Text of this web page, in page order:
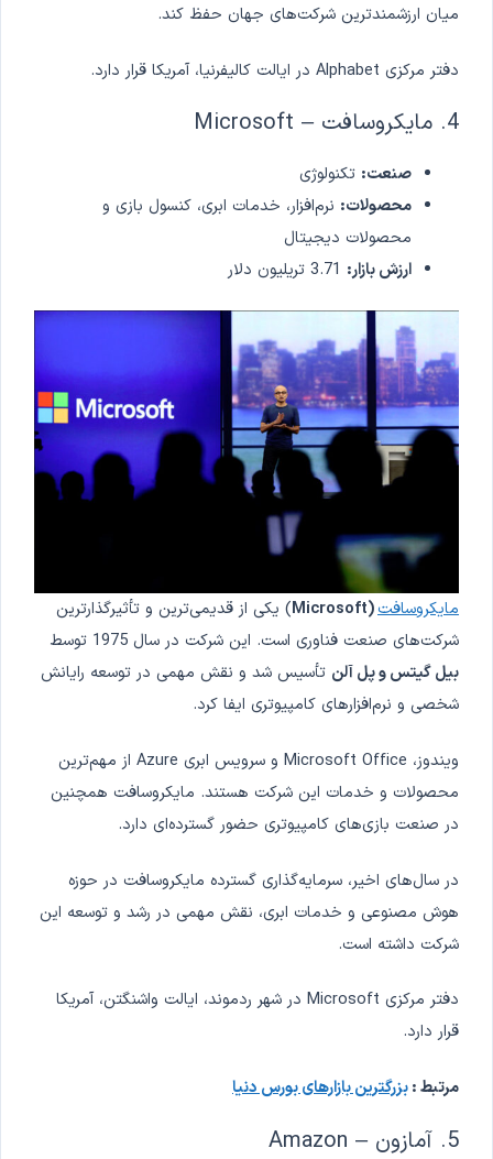
میان ارزشمندترین شرکت‌های جهان حفظ کند.
دفتر مرکزی Alphabet در ایالت کالیفرنیا، آمریکا قرار دارد.
4. مایکروسافت – Microsoft
صنعت: تکنولوژی
محصولات: نرم‌افزار، خدمات ابری، کنسول بازی و
محصولات دیجیتال
ارزش بازار:
مایکروسافت(Microsoft
) یکی از قدیمی‌ترین و تأثیرگذارترین
شرکت‌های صنعت فناوری است. این شرکت در سال 1975 توسط
بیل گیتس و پل آلن تأسیس شد و نقش مهمی در توسعه رایانش
شخصی و نرم‌افزارهای کامپیوتری ایفا کرد.
ویندوز، Microsoft Office و سرویس ابری Azure از مهم‌ترین
محصولات و خدمات این شرکت هستند. مایکروسافت همچنین
در صنعت بازی‌های کامپیوتری حضور گسترده‌ای دارد.
در سال‌های اخیر، سرمایه‌گذاری گسترده مایکروسافت در حوزه
هوش مصنوعی و خدمات ابری، نقش مهمی در رشد و توسعه این
شرکت داشته است.
دفتر مرکزی Microsoft در شهر ردموند، ایالت واشنگتن، آمریکا
قرار دارد.
مرتبط :بزرگترین بازارهای بورس دنیا
5. آمازون – Amazon